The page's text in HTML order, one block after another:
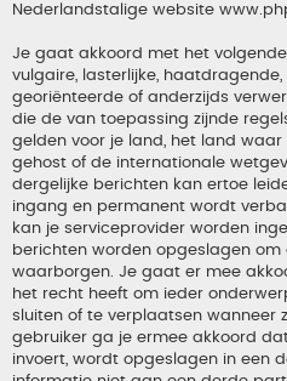
Nederlandstalige website
Je gaat akkoord met het
vulgaire, lasterlijke, haatdragende,
georiënteerde of anderzijds
die de van toepassing zijnde
gelden voor je land, het land waar
gehost of de internationale
dergelijke berichten kan ertoe
ingang en permanent wordt
kan je serviceprovider worden
berichten worden opgeslagen
waarborgen. Je gaat er mee
het recht heeft om ieder
sluiten of te verplaatsen wanneer
gebruiker ga je ermee akkoord
invoert, wordt opgeslagen in een